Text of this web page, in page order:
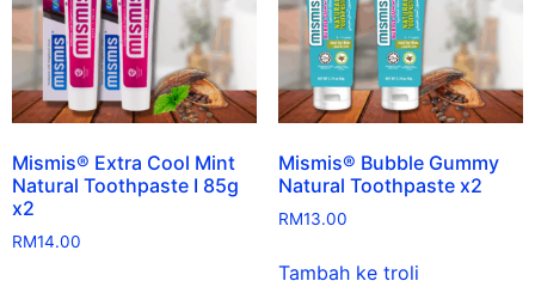
Mismis® Extra Cool Mint
Natural Toothpaste I 85g
x2
RM14.00
Mismis® Bubble Gummy
Natural Toothpaste x2
RM13.00
Tambah ke troli